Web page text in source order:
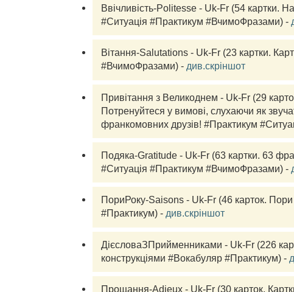
Ввічливість-Politesse - Uk-Fr (54 картки.
#Ситуація #Практикум #ВчимоФразами) -
Вітання-Salutations - Uk-Fr (23 картки.
#ВчимоФразами) - див.скріншот
Привітання з Великоднем - Uk-Fr (29
Потренуйтеся у вимові, слухаючи як
франкомовних друзів! #Практикум
Подяка-Gratitude - Uk-Fr (63 картки. 63
#Ситуація #Практикум #ВчимоФразами) -
ПориРоку-Saisons - Uk-Fr (46 карток. Пори
#Практикум) - див.скріншот
ДієсловаЗПрийменниками - Uk-Fr (226
конструкціями #Вокабуляр #Практикум) -
Прощання-Adieux - Uk-Fr (30 карток.